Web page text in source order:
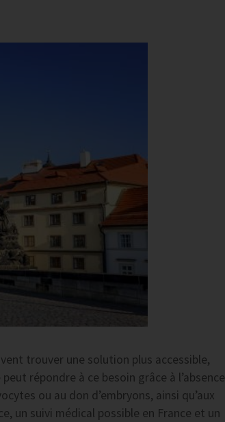
trouver une solution plus accessible,
répondre à ce besoin grâce à l’absence
ou au don d’embryons, ainsi qu’aux
un suivi médical possible en France et un